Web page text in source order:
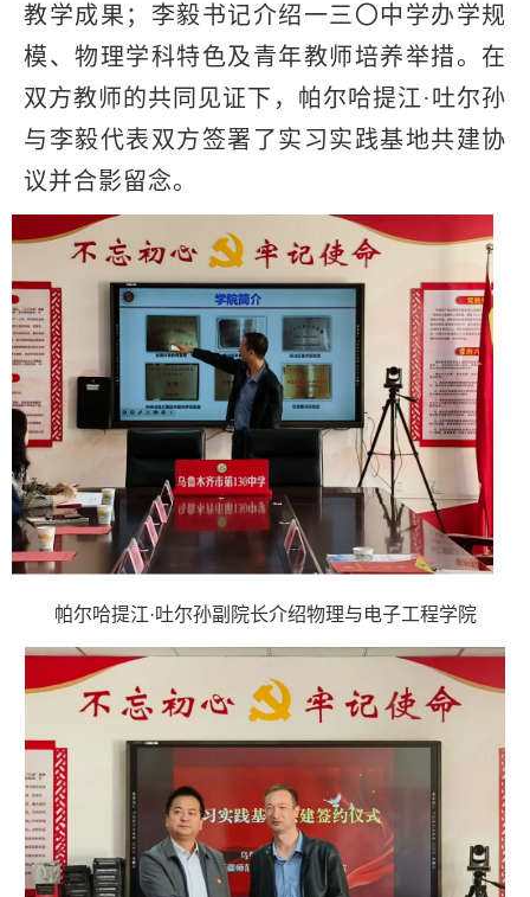
教学成果；李毅书记介绍一三〇中学办学规
模、物理学科特色及青年教师培养举措。在
双方教师的共同见证下，帕尔哈提江·吐尔孙
与李毅代表双方签署了实习实践基地共建协
议并合影留念。
帕尔哈提江·吐尔孙副院长介绍物理与电子工程学院